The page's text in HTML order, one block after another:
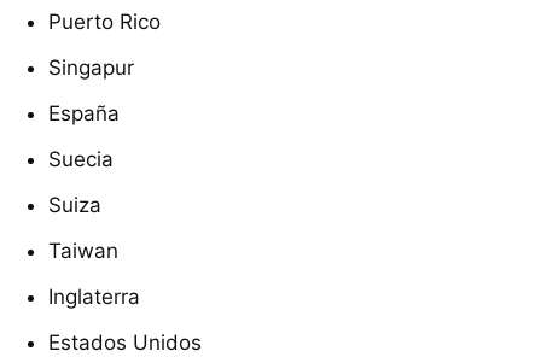
Puerto Rico
Singapur
España
Suecia
Suiza
Taiwan
Inglaterra
Estados Unidos